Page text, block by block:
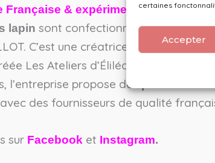
certaines
Accepter
Française & expérimentée
lapin sont confectionnés avec soin et
C’est une créatrice passionnée
Les Ateliers d’Éliléa. Puis elle se
l’entreprise propose des
des fournisseurs de qualité
sur Facebook et Instagram.